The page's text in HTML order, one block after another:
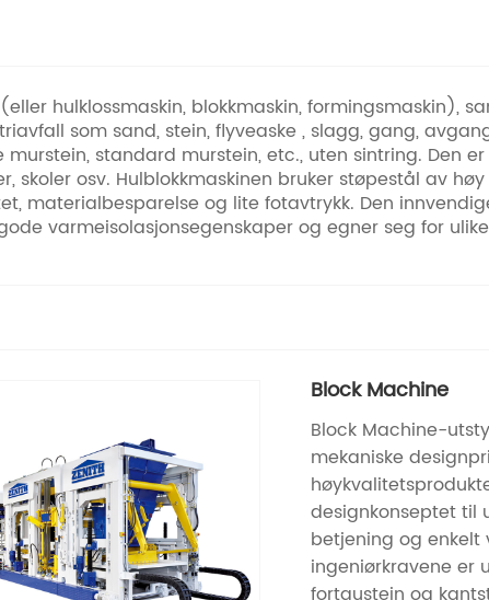
hulklossmaskin, blokkmaskin, formingsmaskin),
som sand, stein, flyveaske , slagg, gang,
standard murstein, etc., uten sintring. Den
osv. Hulblokkmaskinen bruker støpestål av
materialbesparelse og lite fotavtrykk. Den
varmeisolasjonsegenskaper og egner seg for
Block Machine
Block Machine-
mekaniske
designkonseptet til
betjening og enkelt
ingeniørkravene er